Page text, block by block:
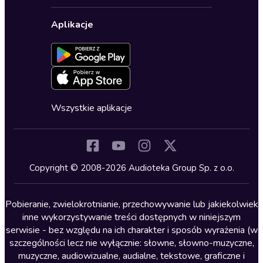
Biznes, marketing, ekonomia
Dla młodzieży
Kryminały
Lektury szkolne
Literatura anglojęzyczna
Literatura faktu
Literatura obyczajowa
Ustawienia prywatności
Formularz zgłaszania nielegalnych treści
Deklaracja dostępności
Karty upominkowe
Oferta dla firm i bibliotek
Dołącz do newslettera
Blog
Zapowiedzi
Cykle audiobooków
Aplikacje
Wszystkie aplikacje
Copyright © 2008-2026 Audioteka Group Sp. z o.o.
Pobieranie, zwielokrotnianie, przechowywanie lub jakiekolwiek
inne wykorzystywanie treści dostępnych w niniejszym
serwisie - bez względu na ich charakter i sposób wyrażenia (w
szczególności lecz nie wyłącznie: słowne, słowno-muzyczne,
muzyczne, audiowizualne, audialne, tekstowe, graficzne i